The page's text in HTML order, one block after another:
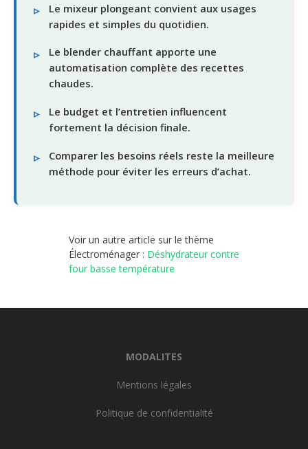
Le mixeur plongeant convient aux usages
rapides et simples du quotidien.
Le blender chauffant apporte une
automatisation complète des recettes
chaudes.
Le budget et l’entretien influencent
fortement la décision finale.
Comparer les besoins réels reste la meilleure
méthode pour éviter les erreurs d’achat.
Voir un autre article sur le thème
Électroménager : Déshydrateur contre
four basse température
MODALITES
Mentions légales
Politique de confidentialité